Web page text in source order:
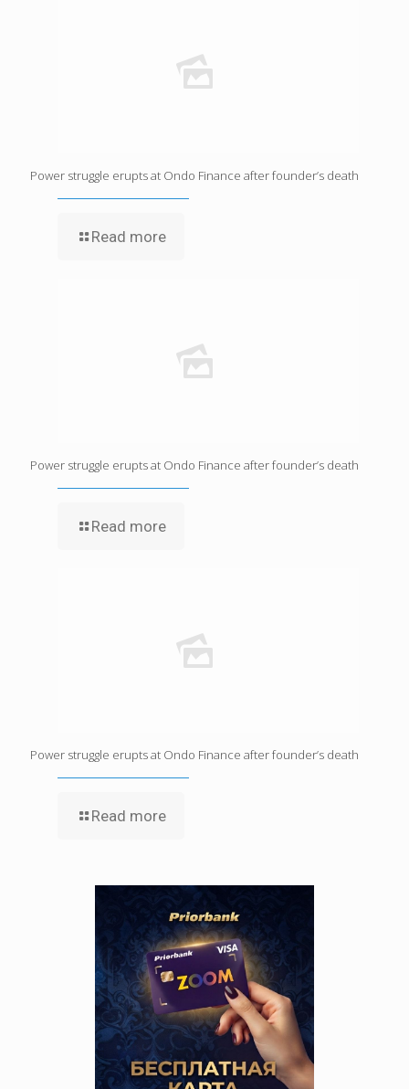
Power struggle erupts at Ondo Finance after founder’s death
Read more
Power struggle erupts at Ondo Finance after founder’s death
Read more
Power struggle erupts at Ondo Finance after founder’s death
Read more